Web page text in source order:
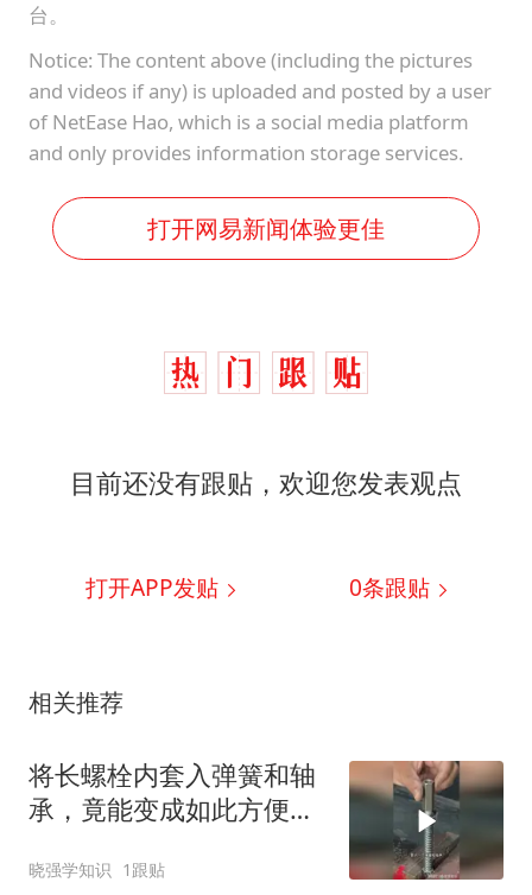
台。
Notice: The content above (including the pictures
and videos if any) is uploaded and posted by a user
of NetEase Hao, which is a social media platform
and only provides information storage services.
打开网易新闻体验更佳
目前还没有跟贴，欢迎您发表观点
打开APP发贴 0条跟贴
相关推荐
将长螺栓内套入弹簧和轴
承，竟能变成如此方便的
晓强学知识 1跟贴